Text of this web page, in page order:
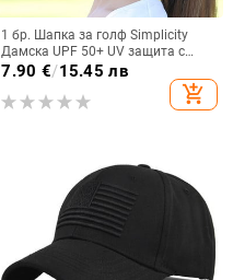
1 бр. Шапка за голф Simplicity
Дамска UPF 50+ UV защита с
широка периферия Плажна
шапка с козирка за слънце за
съпруга момичета Подарък
7.90 €/15.45 лв
add_shopping_cart